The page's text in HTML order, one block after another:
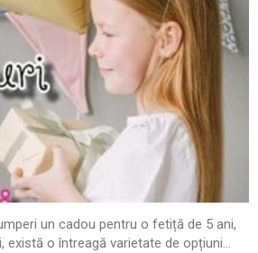
un cadou pentru o fetiță de 5 ani,
o întreagă varietate de opțiuni...